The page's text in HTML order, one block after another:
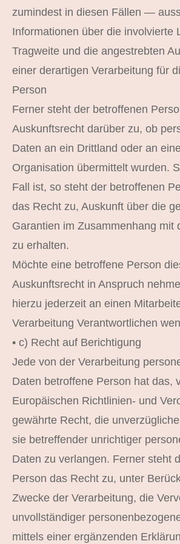
zumindest in diesen Fällen —
Informationen über die involvierte
Tragweite und die angestrebten
einer derartigen Verarbeitung für
Person
Ferner steht der betroffenen
Auskunftsrecht darüber zu, ob
Daten an ein Drittland oder an
Organisation übermittelt wurden.
Fall ist, so steht der betroffenen
das Recht zu, Auskunft über die
Garantien im Zusammenhang mit
zu erhalten.
Möchte eine betroffene Person
Auskunftsrecht in Anspruch
hierzu jederzeit an einen
Verarbeitung Verantwortlichen
• c) Recht auf Berichtigung
Jede von der Verarbeitung
Daten betroffene Person hat das,
Europäischen Richtlinien- und
gewährte Recht, die
sie betreffender unrichtiger
Daten zu verlangen. Ferner steht
Person das Recht zu, unter
Zwecke der Verarbeitung, die
unvollständiger
mittels einer ergänzenden